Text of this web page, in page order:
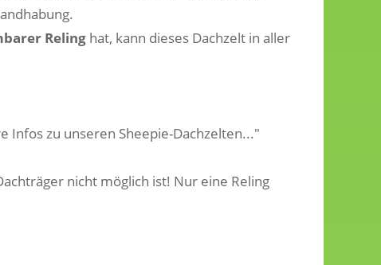
Reling hat, kann dieses Dachzelt in aller
Infos zu unseren Sheepie-Dachzelten..."
nicht möglich ist! Nur eine Reling